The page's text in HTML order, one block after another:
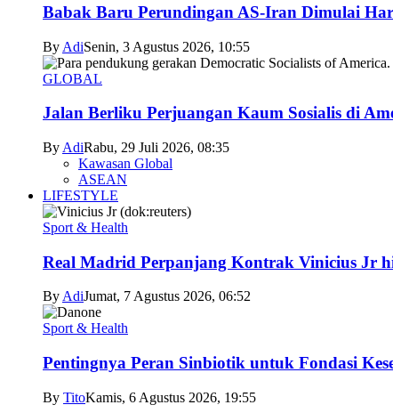
Babak Baru Perundingan AS-Iran Dimulai
By AdiSenin, 3 Agustus 2026, 10:55
GLOBAL
Jalan Berliku Perjuangan Kaum Sosialis di
By AdiRabu, 29 Juli 2026, 08:35
Kawasan Global
ASEAN
LIFESTYLE
Sport & Health
Real Madrid Perpanjang Kontrak Vinicius Jr
ByAdiJumat, 7 Agustus 2026, 06:52
Sport & Health
Pentingnya Peran Sinbiotik untuk Fondasi
By TitoKamis, 6 Agustus 2026, 19:55